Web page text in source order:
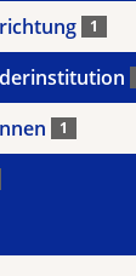
1
1